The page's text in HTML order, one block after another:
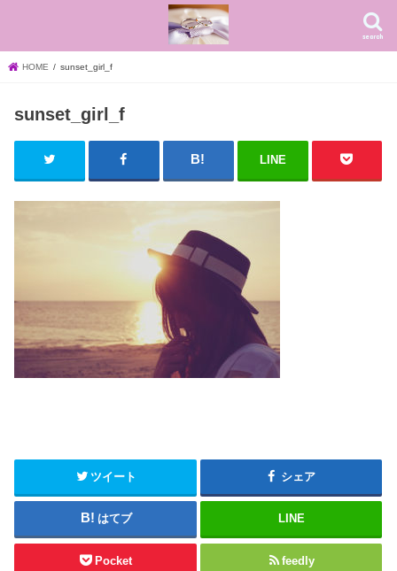
search
HOME sunset_girl_f
sunset_girl_f
LINE
ツイート シェア
はてブ LINE
Pocket feedly